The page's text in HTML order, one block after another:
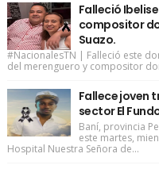
Falleció
compositor
Suazo.
#NacionalesTN | Falleció este
del merenguero y compositor
Fallece joven
sector El
Baní, provincia
este martes,
Hospital Nuestra Señora de...